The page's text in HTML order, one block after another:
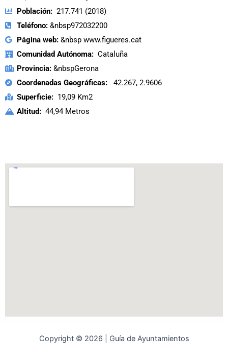
Población:217.741 (2018)
Teléfono:&nbsp972032200
Página web:&nbsp www.figueres.cat
Comunidad Autónoma:Cataluña
Provincia:&nbspGerona
Coordenadas Geográficas:42.267, 2.9606
Superficie:19,09 Km2
Altitud:44,94 Metros
Copyright © 2026 | Guía de Ayuntamientos